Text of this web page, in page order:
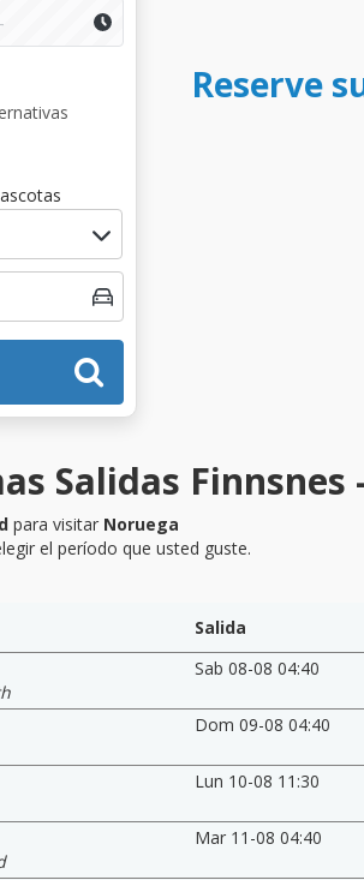
Reserve
Salidas Finnsnes
para visitar Noruega
el período que usted guste.
Salida
Sab 08-08 04:40
Dom 09-08 04:40
Lun 10-08 11:30
Mar 11-08 04:40